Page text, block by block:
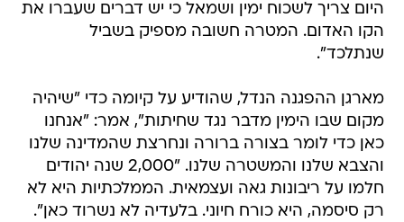
היום צריך לשכוח ימין ושמאל כי יש דברים שעברו את
הקו האדום. המטרה חשובה מספיק בשביל
שנתלכד".
מארגן ההפגנה הנדל, שהודיע על קיומה כדי "שיהיה
מקום שבו הימין מדבר נגד שחיתות", אמר: "אנחנו
כאן כדי לומר בצורה ברורה ונחרצת שהמדינה שלנו
והצבא שלנו והמשטרה שלנו. "2,000 שנה יהודים
חלמו על ריבונות גאה ועצמאית. הממלכתיות היא לא
רק סיסמה, היא כורח חיוני. בלעדיה לא נשרוד כאן".